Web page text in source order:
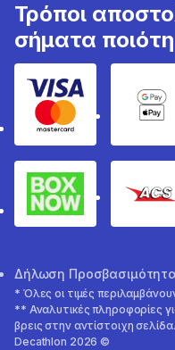
Τρόποι
σήματα
Visa & Mastercard
Box Now
Δήλωση
* Όλες οι τιμές
** Αναλυτικές πληροφορίες
βρεις στην αντίστοιχη σελίδα.
Decathlon 2026 ©